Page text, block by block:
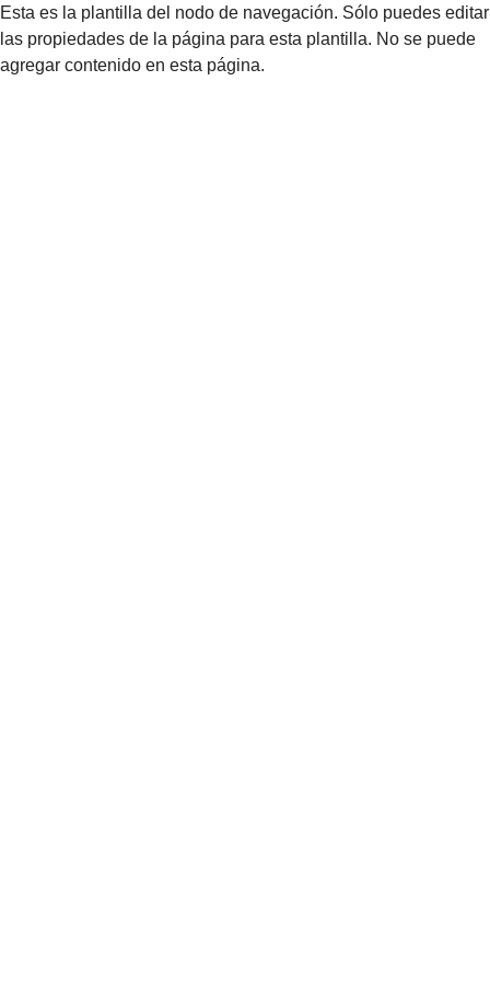
Esta es la plantilla del nodo de navegación. Sólo puedes editar
las propiedades de la página para esta plantilla. No se puede
agregar contenido en esta página.